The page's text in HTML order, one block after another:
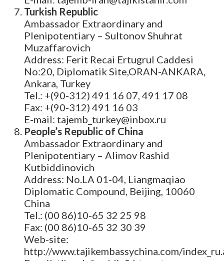
Turkish Republic
Ambassador Extraordinary and
Plenipotentiary – Sultonov Shuhrat
Muzaffarovich
Address: Ferit Recai Ertugrul Caddesi
No:20, Diplomatik Site,ORAN-ANKARA,
Ankara, Turkey
Tel.: +(90-312) 491 16 07, 491 17 08
Fax: +(90-312) 491 16 03
E-mail: tajemb_turkey@inbox.ru
People’s Republic of China
Ambassador Extraordinary and
Plenipotentiary – Alimov Rashid
Kutbiddinovich
Address: No.LA 01-04, Liangmaqiao
Diplomatic Compound, Beijing, 10060
China
Tel.: (00 86)10-65 32 25 98
Fax: (00 86)10-65 32 30 39
Web-site:
http://www.tajikembassychina.com/